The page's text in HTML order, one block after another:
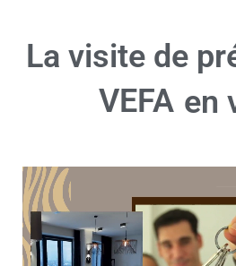
La visite de
VEFA en